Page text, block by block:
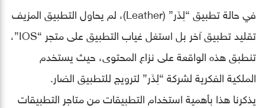
في حالة تطبيق “لِذَر” (Leather)، لم يحاول التطبيق المزيف
تقليد تطبيق آخر بل استغل غياب التطبيق على متجر “IOS”،
تنطبق هذه الواقعة على نزاع المحتوى، حيث يستخدم
الملكية الفكرية لشركة “لِذَر” لترويج للتطبيق الضار.
يذكرنا هذا بأهمية استخدام التطبيقات من متاجر التطبيقات